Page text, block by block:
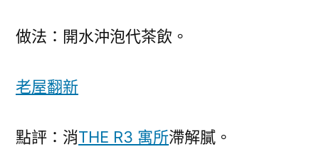
做法：開水沖泡代茶飲。
老屋翻新
點評：消THE R3 寓所滯解膩。